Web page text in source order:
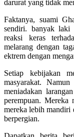
darurat yang tidak
Faktanya, suami
sendiri. banyak laki
reaksi keras
melarang dengan
ektrem dengan
Setiap kebijakan
masyarakat.
meniadakan
perempuan. Mereka
mereka lebih mandiri
berpergian.